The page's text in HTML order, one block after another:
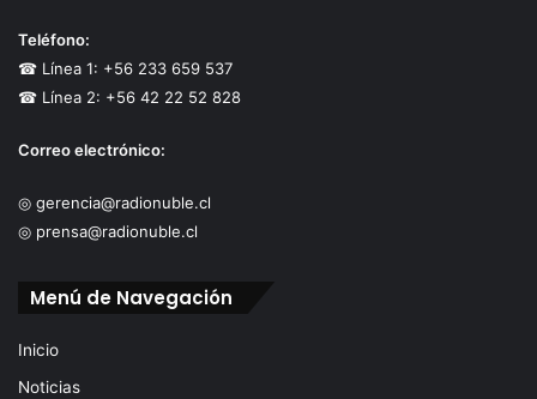
Teléfono:
☎ Línea 1: +56 233 659 537
☎ Línea 2: +56 42 22 52 828
Correo electrónico:
◎ gerencia@radionuble.cl
◎ prensa@radionuble.cl
Menú de Navegación
Inicio
Noticias